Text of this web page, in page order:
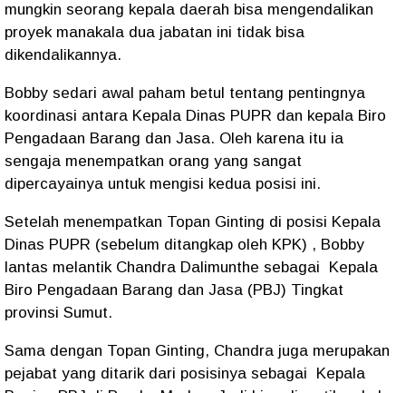
mungkin seorang kepala daerah bisa mengendalikan
proyek manakala dua jabatan ini tidak bisa
dikendalikannya.
Bobby sedari awal paham betul tentang pentingnya
koordinasi antara Kepala Dinas PUPR dan kepala Biro
Pengadaan Barang dan Jasa. Oleh karena itu ia
sengaja menempatkan orang yang sangat
dipercayainya untuk mengisi kedua posisi ini.
Setelah menempatkan Topan Ginting di posisi Kepala
Dinas PUPR (sebelum ditangkap oleh KPK) , Bobby
lantas melantik Chandra Dalimunthe sebagai
Kepala
Biro Pengadaan Barang dan Jasa (PBJ) Tingkat
provinsi Sumut.
Sama dengan Topan Ginting, Chandra juga merupakan
pejabat yang ditarik dari posisinya sebagai
Kepala